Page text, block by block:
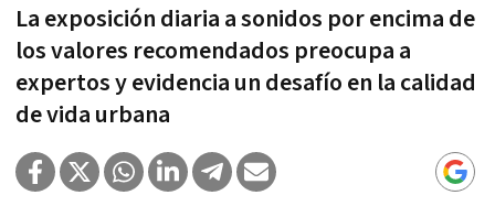
La exposición diaria a sonidos por encima de
los valores recomendados preocupa a
expertos y evidencia un desafío en la calidad
de vida urbana